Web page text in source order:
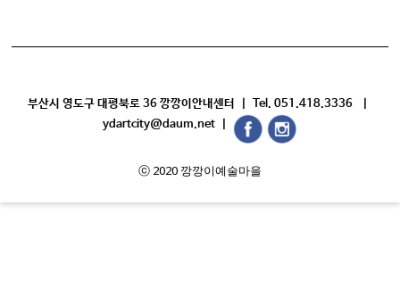
부산시 영도구 대평북로 36 깡깡이안내센터 | Tel. 051.418.3336 |
ydartcity@daum.net |
ⓒ 2020 깡깡이예술마을